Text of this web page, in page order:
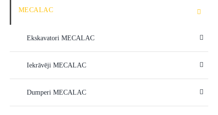
MECALAC
Ekskavatori MECALAC
Iekrāvēji MECALAC
Dumperi MECALAC